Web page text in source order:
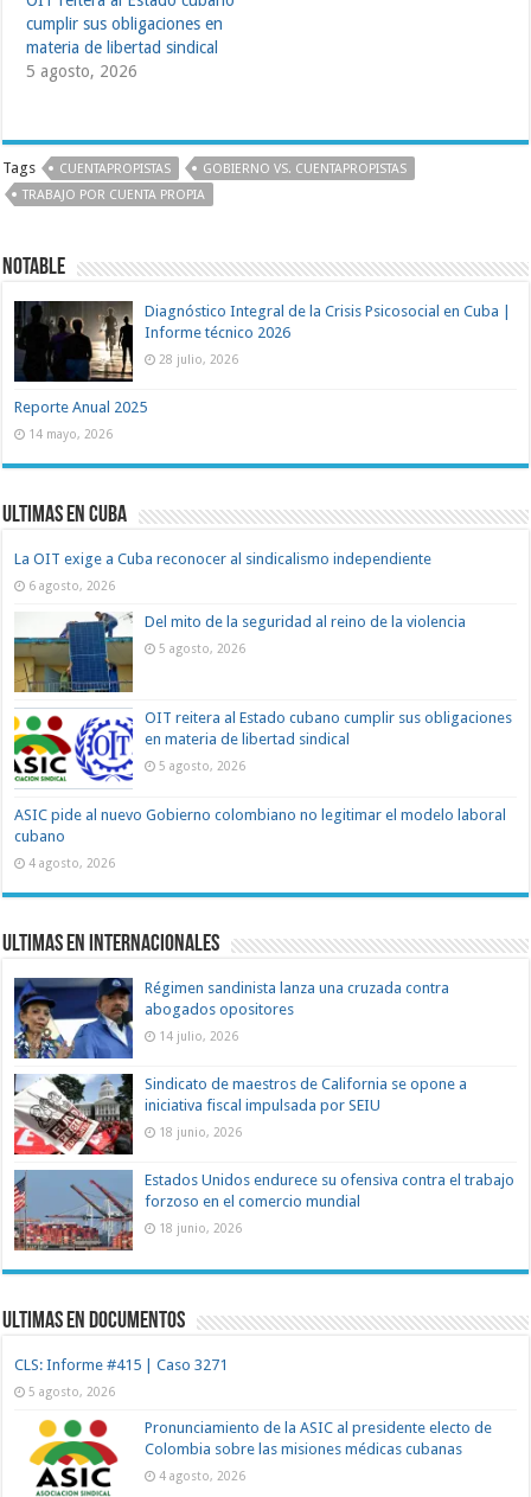
cumplir sus obligaciones en
materia de libertad sindical
5 agosto, 2026
Tags CUENTAPROPISTAS
GOBIERNO VS. CUENTAPROPISTAS
TRABAJO POR CUENTA PROPIA
Notable
Diagnóstico Integral de la Crisis Psicosocial en Cuba |
Informe técnico 2026
28 julio, 2026
Reporte Anual 2025
14 mayo, 2026
Ultimas en Cuba
La OIT exige a Cuba reconocer al sindicalismo independiente
6 agosto, 2026
Del mito de la seguridad al reino de la violencia
5 agosto, 2026
OIT reitera al Estado cubano cumplir sus obligaciones
en materia de libertad sindical
5 agosto, 2026
ASIC pide al nuevo Gobierno colombiano no legitimar el modelo laboral
cubano
4 agosto, 2026
Ultimas en Internacionales
Régimen sandinista lanza una cruzada contra
abogados opositores
14 julio, 2026
Sindicato de maestros de California se opone a
iniciativa fiscal impulsada por SEIU
18 junio, 2026
Estados Unidos endurece su ofensiva contra el trabajo
forzoso en el comercio mundial
18 junio, 2026
Ultimas en documentos
CLS: Informe #415 | Caso 3271
5 agosto, 2026
Pronunciamiento de la ASIC al presidente electo de
Colombia sobre las misiones médicas cubanas
4 agosto, 2026